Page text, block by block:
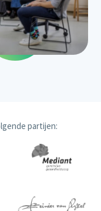
partijen: